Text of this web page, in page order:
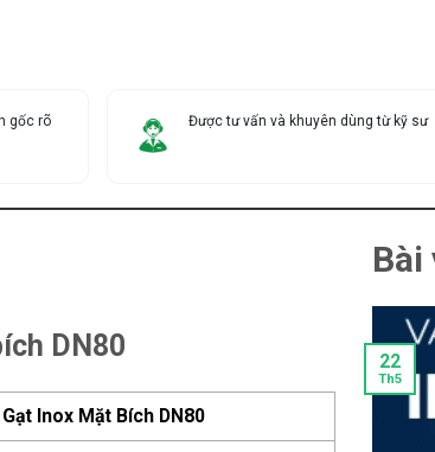
gốc rõ
Được tư vấn và khuyên dùng từ kỹ sư
DN80
Inox Mặt Bích DN80
22
Th5